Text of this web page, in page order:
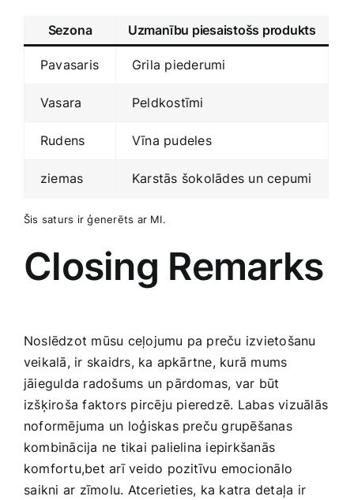
Sezona Uzmanību piesaistošs produkts
Pavasaris Grila piederumi
Vasara Peldkostīmi
Rudens Vīna pudeles
ziemas Karstās šokolādes un‌ cepumi
Šis saturs ir ģenerēts ar MI.
Closing Remarks
Noslēdzot mūsu‍ ceļojumu pa preču izvietošanu
veikalā, ir skaidrs, ka apkārtne, kurā mums
jāiegulda radošums un pārdomas, var būt
izšķiroša​ faktors pircēju pieredzē. Labas vizuālās
noformējuma un⁢ loģiskas ‍preču grupēšanas
kombinācija ne tikai palielina iepirkšanās
komfortu,bet arī veido pozitīvu emocionālo
⁤saikni ar zīmolu. Atcerieties, ka katra detaļa ir